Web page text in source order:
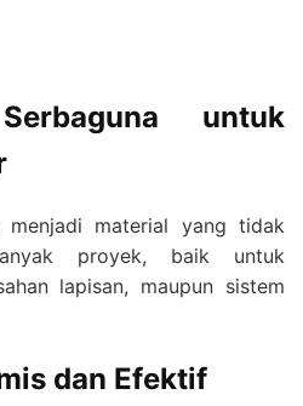
untuk
menjadi material yang tidak
proyek, baik untuk
lapisan, maupun sistem
dan Efektif